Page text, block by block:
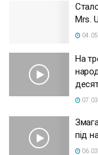
Mrs.
На
під